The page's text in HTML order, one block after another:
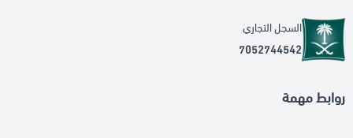
السجل التجاري
7052744542
روابط مهمة